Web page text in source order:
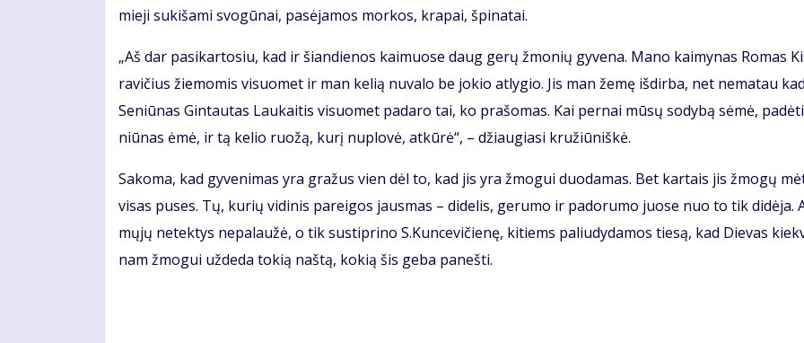
mie­ji su­ki­ša­mi svo­gū­nai, pa­sė­ja­mos mor­kos, kra­pai, špi­na­tai.
„Aš dar pa­si­kar­to­siu, kad ir šian­die­nos kai­muo­se daug ge­rų žmo­nių gy­ve­na. Ma­no kai­my­nas Ro­mas
ra­vi­čius žie­mo­mis vi­suo­met ir man ke­lią nu­va­lo be jo­kio at­ly­gio. Jis man že­mę iš­dir­ba, net ne­ma­tau
Se­niū­nas Gin­tau­tas Lau­kai­tis vi­suo­met pa­da­ro tai, ko pra­šo­mas. Kai per­nai mū­sų so­dy­bą sė­mė,
niū­nas ėmė, ir tą ke­lio ruo­žą, ku­rį nu­plo­vė, at­kū­rė“, – džiau­gia­si kru­žiū­niš­kė.
Sa­ko­ma, kad gy­ve­ni­mas yra gra­žus vien dėl to, kad jis yra žmo­gui duo­da­mas. Bet kar­tais jis žmo­gų
vi­sas pu­ses. Tų, ku­rių vi­di­nis pa­rei­gos jaus­mas – di­de­lis, ge­ru­mo ir pa­do­ru­mo juo­se nuo to tik di­dė­ja.
mų­jų ne­tek­tys ne­pa­lau­žė, o tik su­stip­ri­no S.Kun­ce­vi­čie­nę, ki­tiems pa­liu­dy­da­mos tie­są, kad Die­vas
nam žmo­gui už­de­da to­kią naš­tą, ko­kią šis ge­ba pa­neš­ti.